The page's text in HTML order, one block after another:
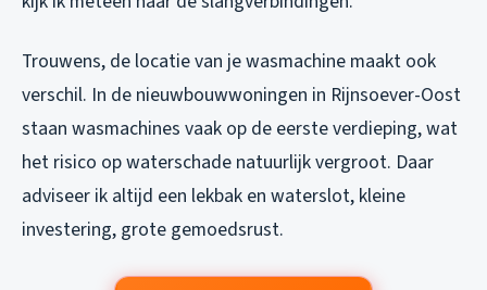
Trouwens, de locatie van je wasmachine maakt ook
verschil. In de nieuwbouwwoningen in Rijnsoever-Oost
staan wasmachines vaak op de eerste verdieping, wat
het risico op waterschade natuurlijk vergroot. Daar
adviseer ik altijd een lekbak en waterslot, kleine
investering, grote gemoedsrust.